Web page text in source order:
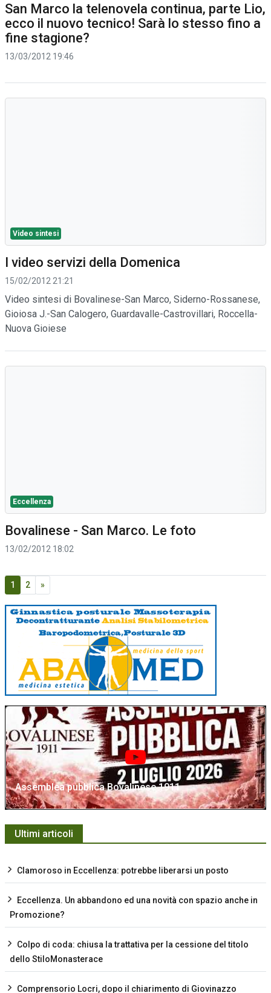
San Marco la telenovela continua, parte Lio,
ecco il nuovo tecnico! Sarà lo stesso fino a
fine stagione?
13/03/2012 19:46
Video sintesi
I video servizi della Domenica
15/02/2012 21:21
Video sintesi di Bovalinese-San Marco, Siderno-Rossanese,
Gioiosa J.-San Calogero, Guardavalle-Castrovillari, Roccella-
Nuova Gioiese
Eccellenza
Bovalinese - San Marco. Le foto
13/02/2012 18:02
1 2 »
Assemblea pubblica Bovalinese 1911
Ultimi articoli
Clamoroso in Eccellenza: potrebbe liberarsi un posto
Eccellenza. Un abbandono ed una novità con spazio anche in
Promozione?
Colpo di coda: chiusa la trattativa per la cessione del titolo
dello StiloMonasterace
Comprensorio Locri, dopo il chiarimento di Giovinazzo